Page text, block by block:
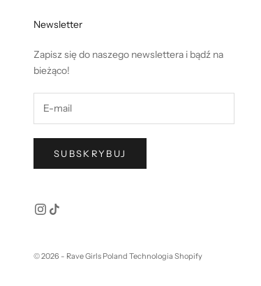
Newsletter
Zapisz się do naszego newslettera i bądź na
bieżąco!
SUBSKRYBUJ
© 2026 - Rave Girls Poland Technologia Shopify